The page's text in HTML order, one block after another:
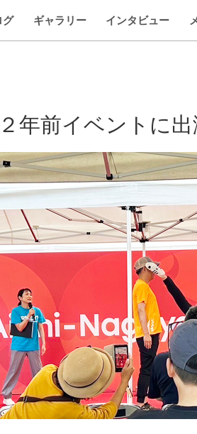
グ ギャラリー インタビュー
年前イベントに出